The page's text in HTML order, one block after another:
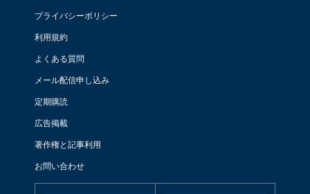
プライバシーポリシー
利用規約
よくある質問
メール配信申し込み
定期購読
広告掲載
著作権と記事利用
お問い合わせ